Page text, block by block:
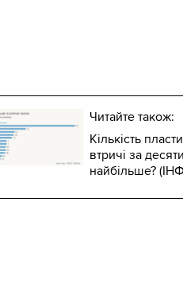
Читайте також:
Кількість
втричі за
найбільше?